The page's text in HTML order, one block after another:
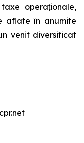
operaționale,
aflate în anumite
venit diversificat